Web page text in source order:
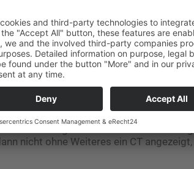
dass bei geriatrischen Patientinnen
Komorbidität prognostisch relevant
im täglichen Leben. „Menschen mit
beispielsweise nicht nur ein höheres
inkontinent zu werden, sondern
Ploenes. Was zu der wichtigen
vor allem im Einklang mit dem
von uns analysierten Registerstudien
herausgestellt, dass diese
der Durchblutung, nicht profitiert hat - im
bei der Diagnostik sei ein anderes
nicht ohne Weiteres ein CT